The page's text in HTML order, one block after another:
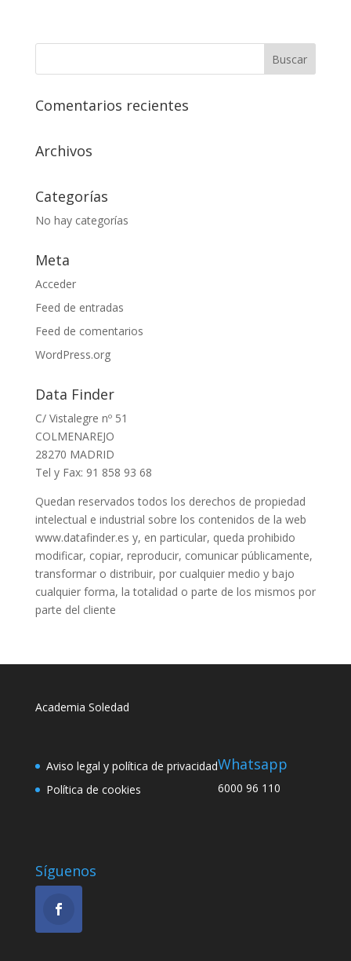
Comentarios recientes
Archivos
Categorías
No hay categorías
Meta
Acceder
Feed de entradas
Feed de comentarios
WordPress.org
Data Finder
C/ Vistalegre nº 51
COLMENAREJO
28270 MADRID
Tel y Fax: 91 858 93 68
Quedan reservados todos los derechos de propiedad
intelectual e industrial sobre los contenidos de la web
www.datafinder.es y, en particular, queda prohibido
modificar, copiar, reproducir, comunicar públicamente,
transformar o distribuir, por cualquier medio y bajo
cualquier forma, la totalidad o parte de los mismos por
parte del cliente
Academia Soledad
Aviso legal y política de privacidad
Política de cookies
Whatsapp
6000 96 110
Síguenos